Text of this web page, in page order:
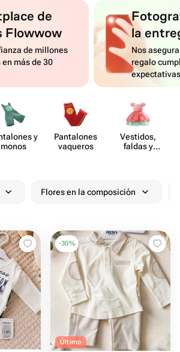
de
Flowwow
de millones
más de 30
la
Nos
regalo
y
monos
Pant​alones
vaqueros
Vestidos,
faldas y
Flores en la composición
-30%
Último